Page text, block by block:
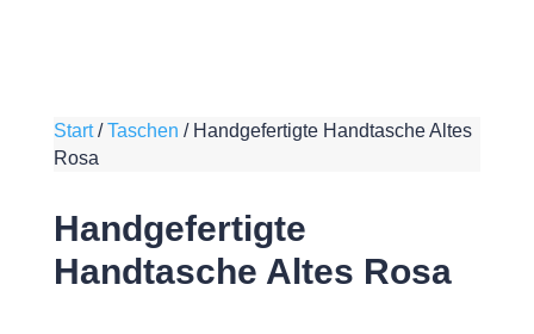
Start/Taschen / Handgefertigte Handtasche Altes
Rosa
Handgefertigte
Handtasche Altes Rosa